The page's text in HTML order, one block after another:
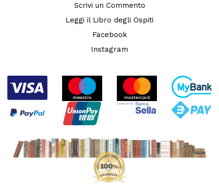
Scrivi un Commento
Leggi il Libro degli Ospiti
Facebook
Instagram